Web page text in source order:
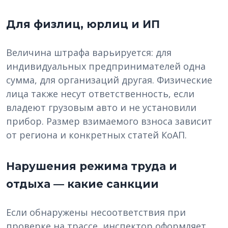
Для физлиц, юрлиц и ИП
Величина штрафа варьируется: для
индивидуальных предпринимателей одна
сумма, для организаций другая. Физические
лица также несут ответственность, если
владеют грузовым авто и не установили
прибор. Размер взимаемого взноса зависит
от региона и конкретных статей КоАП.
Нарушения режима труда и
отдыха — какие санкции
Если обнаружены несоответствия при